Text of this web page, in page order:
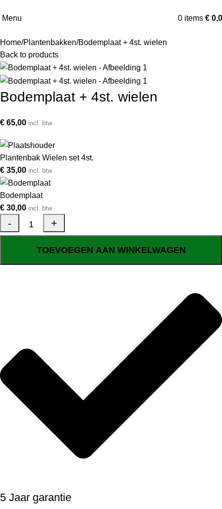
Menu 0 items €
Home Plantenbakken Bodemplaat + 4st. wielen
Back to products
Bodemplaat + 4st. wielen
€ 65,00 incl. btw
Plantenbak Wielen set 4st.
€ 35,00 incl. btw
Bodemplaat
€ 30,00 incl. btw
TOEVOEGEN AAN WINKELWAGEN
5 Jaar garantie